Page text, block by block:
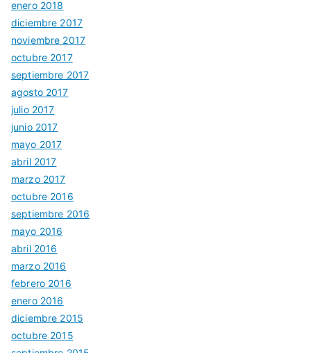
enero 2018
diciembre 2017
noviembre 2017
octubre 2017
septiembre 2017
agosto 2017
julio 2017
junio 2017
mayo 2017
abril 2017
marzo 2017
octubre 2016
septiembre 2016
mayo 2016
abril 2016
marzo 2016
febrero 2016
enero 2016
diciembre 2015
octubre 2015